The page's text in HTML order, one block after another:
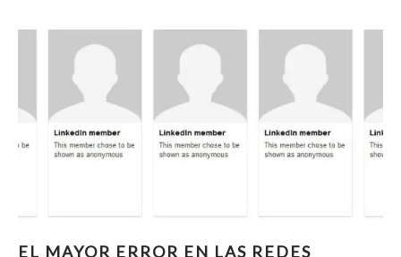
EL MAYOR ERROR EN LAS REDES